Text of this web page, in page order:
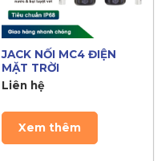
JACK NỐI MC4 ĐIỆN
MẶT TRỜI
Liên hệ
Xem thêm